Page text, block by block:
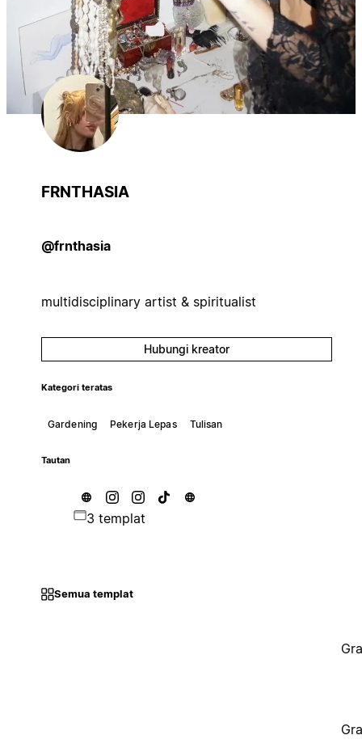
FRNTHASIA
@frnthasia
multidisciplinary artist & spiritualist
Hubungi kreator
Kategori teratas
Gardening Pekerja Lepas Tulisan
Tautan
3 templat
Semua templat